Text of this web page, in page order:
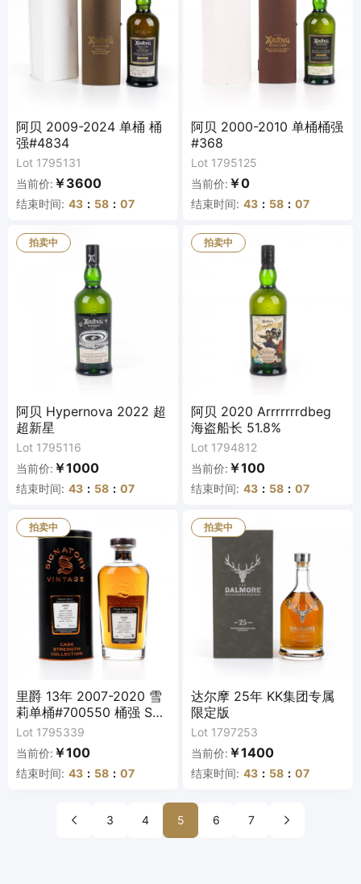
阿贝 2009-2024 单桶 桶
强#4834
Lot 1795131
当前价: ￥3600
结束时间: 43 : 58 : 07
阿贝 2000-2010 单桶桶强
#368
Lot 1795125
当前价: ￥0
结束时间: 43 : 58 : 07
拍卖中
阿贝 Hypernova 2022 超
超新星
Lot 1795116
当前价: ￥1000
结束时间: 43 : 58 : 07
拍卖中
阿贝 2020 Arrrrrrrdbeg
海盗船长 51.8%
Lot 1794812
当前价: ￥100
结束时间: 43 : 58 : 07
拍卖中
里爵 13年 2007-2020 雪
莉单桶#700550 桶强 SV
行货
Lot 1795339
当前价: ￥100
结束时间: 43 : 58 : 07
拍卖中
达尔摩 25年 KK集团专属
限定版
Lot 1797253
当前价: ￥1400
结束时间: 43 : 58 : 07
3 4 5 6 7